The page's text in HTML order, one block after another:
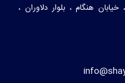
هنگام ، بلوار دلاوران ،